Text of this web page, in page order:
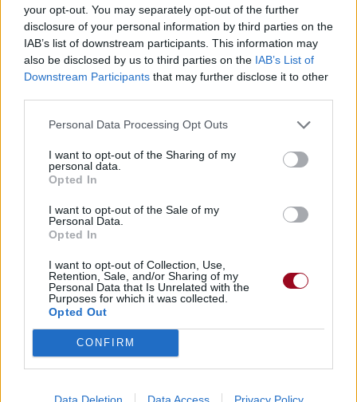
your opt-out. You may separately opt-out of the further
disclosure of your personal information by third parties on the
IAB’s list of downstream participants. This information may
also be disclosed by us to third parties on the IAB’s List of
Downstream Participants that may further disclose it to other
Personal Data Processing Opt Outs
I want to opt-out of the Sharing of my
personal data.
Opted In
I want to opt-out of the Sale of my
Personal Data.
Opted In
I want to opt-out of Collection, Use,
Retention, Sale, and/or Sharing of my
Personal Data that Is Unrelated with the
Purposes for which it was collected.
Opted Out
CONFIRM
Data Deletion Data Access Privacy Policy
Chanteurs : Dua Lipa,Elton John
Albums : Cold Heart (PNAU Remix)
[Single]
Paroles + Traduction Téléchargement
Vidéos
Commentaires
Pour prolonger le plaisir musical :
Vous aimez chanter, apprenez la guitare chez
Télécharger légalement les MP3 sur
Télécharger légalement les MP3 ou trouver le CD sur
Trouver des vinyles et des CD sur
Trouver un instrument de musique ou une partition au
meilleur prix sur